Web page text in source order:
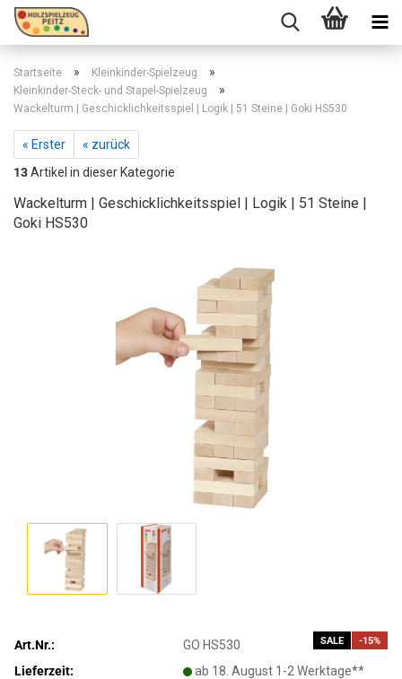
Startseite » Kleinkinder-Spielzeug »
Kleinkinder-Steck- und Stapel-Spielzeug »
Wackelturm | Geschicklichkeitsspiel | Logik | 51 Steine | Goki HS530
« Erster
« zurück
13Artikel in dieser Kategorie
Wackelturm | Geschicklichkeitsspiel | Logik | 51 Steine |
Goki HS530
SALE -15%
Art.Nr.:
GO HS530
Lieferzeit:
ab 18. August 1-2 Werktage**